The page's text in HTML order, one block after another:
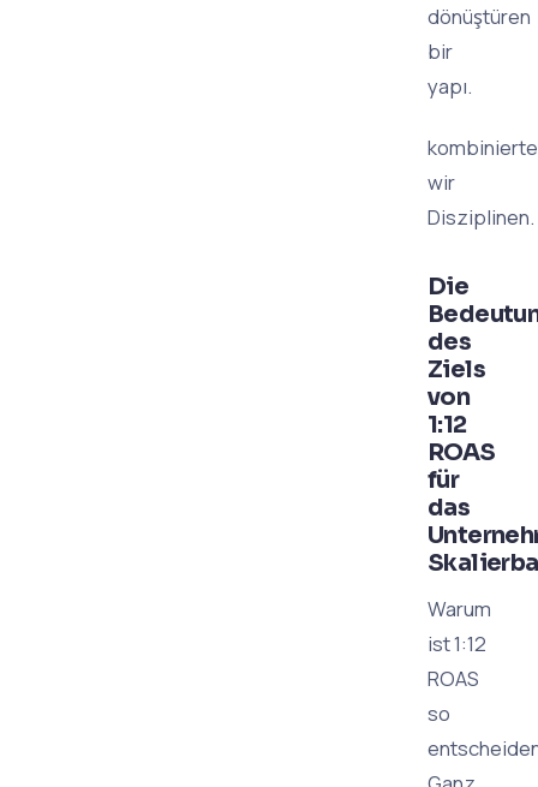
dönüştüren
bir
yapı.
wir
Disziplinen.
Die
des
Ziels
von
1:12
ROAS
für
das
Warum
ist 1:12
ROAS
so